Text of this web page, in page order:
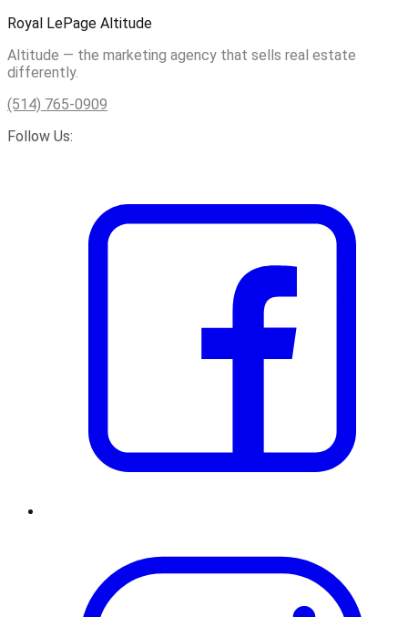
Royal LePage Altitude
Altitude — the marketing agency that sells real estate
differently.
(514) 765-0909
Follow Us: